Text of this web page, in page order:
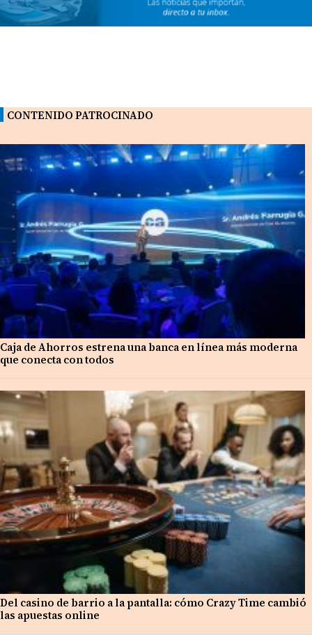
CONTENIDO PATROCINADO
Caja de Ahorros estrena una banca en línea más moderna
que conecta con todos
Del casino de barrio a la pantalla: cómo Crazy Time cambió
las apuestas online